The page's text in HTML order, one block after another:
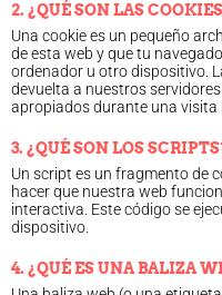
Cómo colegiarse
Precolegiación
Empleo
Tablón de anuncios
Biblioteca
Legislación
Ventajas
Canal ético
Formación
2. ¿QUÉ SON LAS
Una cookie es un pequeño
de esta web y que tu
ordenador u otro dispositivo.
devuelta a nuestros
apropiados durante una visita
3. ¿QUÉ SON LOS
Un script es un fragmento de
hacer que nuestra web
interactiva. Este código se
dispositivo.
4. ¿QUÉ ES UNA BALIZA